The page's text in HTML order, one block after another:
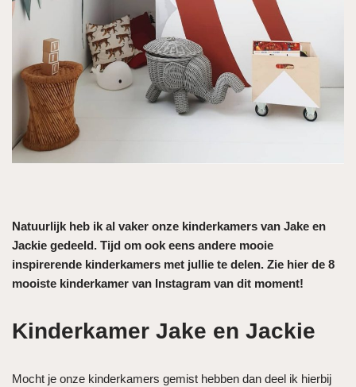
Natuurlijk heb ik al vaker onze kinderkamers van Jake en
Jackie gedeeld. Tijd om ook eens andere mooie
inspirerende kinderkamers met jullie te delen. Zie hier de 8
mooiste kinderkamer van Instagram van dit moment!
Kinderkamer Jake en Jackie
Mocht je onze kinderkamers gemist hebben dan deel ik hierbij